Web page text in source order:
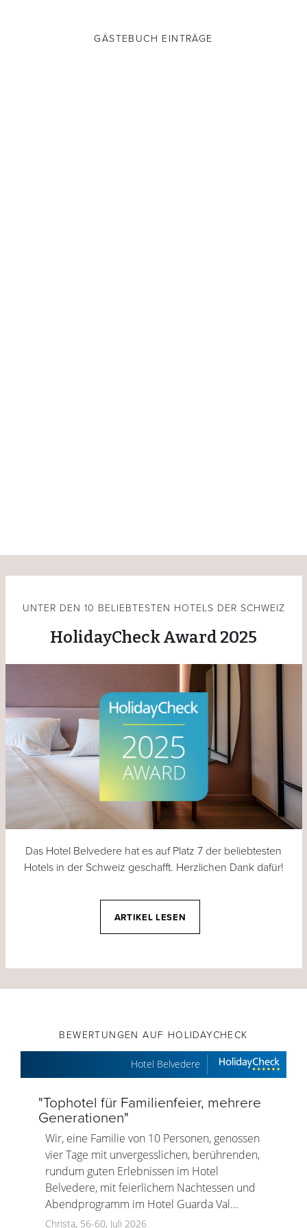
GÄSTEBUCH EINTRÄGE
UNTER DEN 10 BELIEBTESTEN HOTELS DER SCHWEIZ
HolidayCheck Award 2025
Das Hotel Belvedere hat es auf Platz 7 der beliebtesten
Hotels in der Schweiz geschafft. Herzlichen Dank dafür!
ARTIKEL LESEN
BEWERTUNGEN AUF HOLIDAYCHECK
Hotel Belvedere
"Tophotel für Familienfeier, mehrere
Generationen"
Wir, eine Familie von 10 Personen, genossen
vier Tage mit unvergesslichen, berührenden,
rundum guten Erlebnissen im Hotel
Belvedere, mit feierlichem Nachtessen und
Abendprogramm im Hotel Guarda Val...
Christa, 56-60, Juli 2026